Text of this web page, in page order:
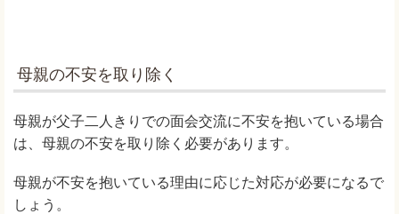
母親の不安を取り除く
母親が父子二人きりでの面会交流に不安を抱いている場合
は、母親の不安を取り除く必要があります。
母親が不安を抱いている理由に応じた対応が必要になるで
しょう。